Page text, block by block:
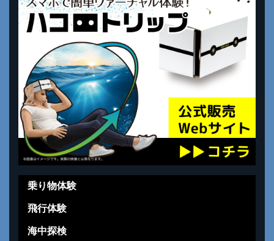
乗り物体験
飛行体験
海中探検